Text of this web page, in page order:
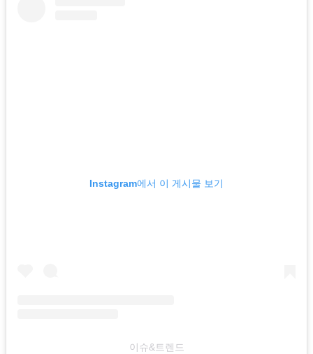
Instagram에서 이 게시물 보기
이슈&트렌드